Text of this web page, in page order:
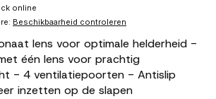
online
: Beschikbaarheid controleren
lens voor optimale helderheid -
één lens voor prachtig
- 4 ventilatiepoorten - Antislip
inzetten op de slapen